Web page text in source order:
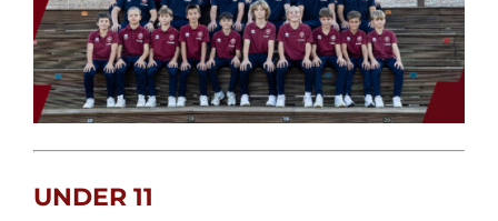
UNDER 11